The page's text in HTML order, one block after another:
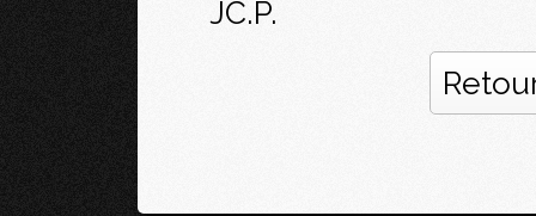
JC.P.